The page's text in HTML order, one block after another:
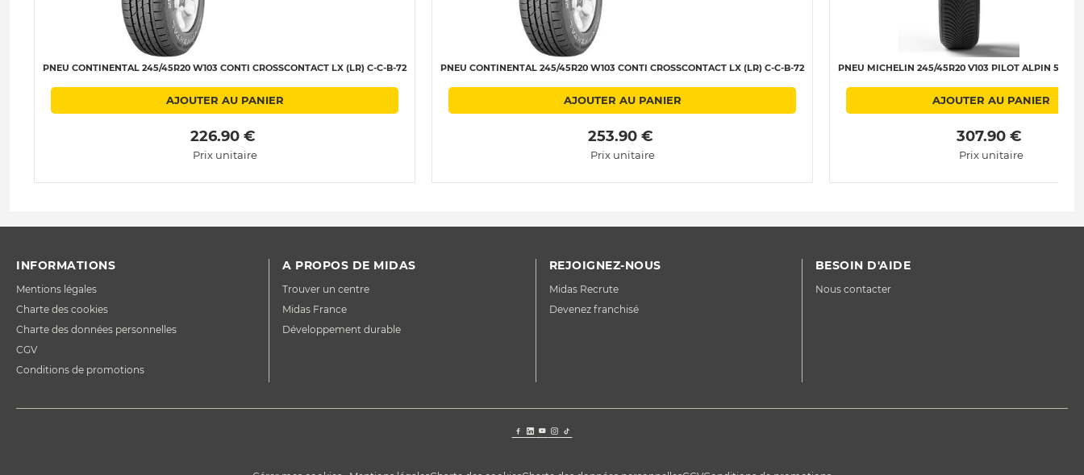
PNEU CONTINENTAL 245/45R20 W103 CONTI CROSSCONTACT LX (LR) C-C-B-72
AJOUTER AU PANIER
226.90 €
Prix unitaire
PNEU CONTINENTAL 245/45R20 W103 CONTI CROSSCONTACT LX (LR) C-C-B-72
AJOUTER AU PANIER
253.90 €
Prix unitaire
PNEU MICHELIN 245/45R20 V103 PILOT ALPIN 5 XL
AJOUTER AU PANIER
307.90 €
Prix unitaire
INFORMATIONS
Mentions légales
Charte des cookies
Charte des données personnelles
CGV
Conditions de promotions
A PROPOS DE MIDAS
Trouver un centre
Midas France
Développement durable
REJOIGNEZ-NOUS
Midas Recrute
Devenez franchisé
BESOIN D'AIDE
Nous contacter